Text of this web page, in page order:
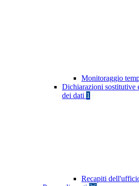
Monitoraggio
Dichiarazioni sostitutive
dei dati 1
Recapiti